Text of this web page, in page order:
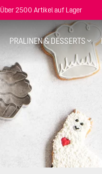
Über 2500 Artikel auf Lager
PRALINEN & DESSERTS